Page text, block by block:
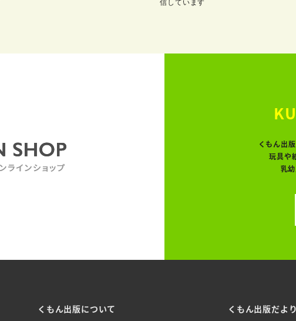
信しています
くもん出
玩具や
乳
くもん出版について くもん出版だよ